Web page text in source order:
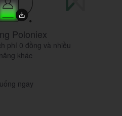
Poloniex
phí 0 đồng và nhiều
khác
ngay